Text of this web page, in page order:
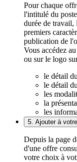
Pour chaque
l'intitulé du
durée de travail,
premiers
publication de
Vous accédez
ou sur le logo
le détail
le détail
les
la
les
5. Ajouter à
Depuis la page
d'une offre
votre choix à